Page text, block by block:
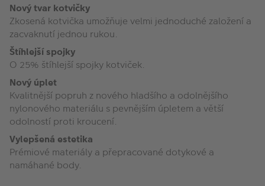
Nový tvar kotvičky
Zkosená kotvička umožňuje velmi jednoduché založení a
zacvaknutí jednou rukou.
Štíhlejší spojky
O 25% štíhlejší spojky kotviček.
Nový úplet
Kvalitnější popruh z nového hladšího a odolnějšího
nylonového materiálu s pevnějším úpletem a větší
odolností proti kroucení.
Vylepšená estetika
Prémiové materiály a přepracované dotykové a
namáhané body.